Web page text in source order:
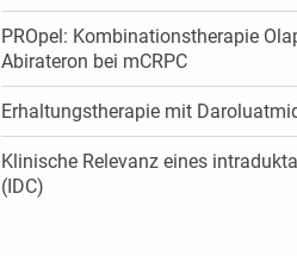
PROpel: Kombinationstherapie
Abirateron bei mCRPC
Erhaltungstherapie mit
Klinische Relevanz eines
(IDC)